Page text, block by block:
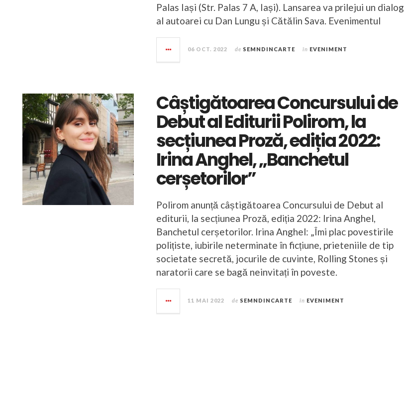
Palas Iași (Str. Palas 7 A, Iași). Lansarea va prilejui un dialog
al autoarei cu Dan Lungu și Cătălin Sava. Evenimentul
06 OCT. 2022 de SEMNDINCARTE în EVENIMENT
Câștigătoarea Concursului de
Debut al Editurii Polirom, la
secțiunea Proză, ediția 2022:
Irina Anghel, „Banchetul
cerșetorilor”
Polirom anunță câștigătoarea Concursului de Debut al
editurii, la secțiunea Proză, ediția 2022: Irina Anghel,
Banchetul cerșetorilor. Irina Anghel: „Îmi plac povestirile
polițiste, iubirile neterminate în ficțiune, prieteniile de tip
societate secretă, jocurile de cuvinte, Rolling Stones și
naratorii care se bagă neinvitați în poveste.
11 MAI 2022 de SEMNDINCARTE în EVENIMENT